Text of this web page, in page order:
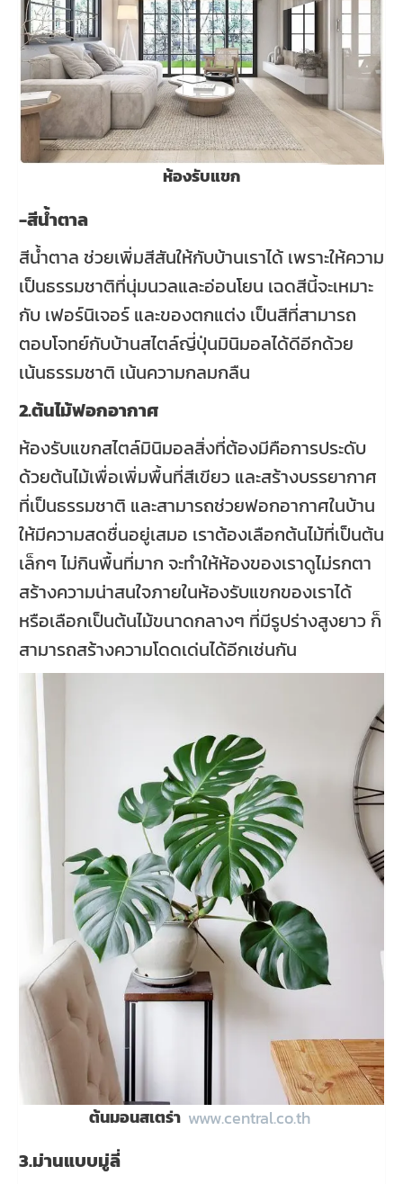
ห้องรับแขก
-สีน้ำตาล
สีน้ำตาล ช่วยเพิ่มสีสันให้กับบ้านเราได้ เพราะให้ความ
เป็นธรรมชาติที่นุ่มนวลและอ่อนโยน เฉดสีนี้จะเหมาะ
กับ เฟอร์นิเจอร์ และของตกแต่ง เป็นสีที่สามารถ
ตอบโจทย์กับบ้านสไตล์ญี่ปุ่นมินิมอลได้ดีอีกด้วย
เน้นธรรมชาติ เน้นความกลมกลืน
2.ต้นไม้ฟอกอากาศ
ห้องรับแขกสไตล์มินิมอลสิ่งที่ต้องมีคือการประดับ
ด้วยต้นไม้เพื่อเพิ่มพื้นที่สีเขียว และสร้างบรรยากาศ
ที่เป็นธรรมชาติ และสามารถช่วยฟอกอากาศในบ้าน
ให้มีความสดชื่นอยู่เสมอ เราต้องเลือกต้นไม้ที่เป็นต้น
เล็กๆ ไม่กินพื้นที่มาก จะทำให้ห้องของเราดูไม่รกตา
สร้างความน่าสนใจภายในห้องรับแขกของเราได้
หรือเลือกเป็นต้นไม้ขนาดกลางๆ ที่มีรูปร่างสูงยาว ก็
สามารถสร้างความโดดเด่นได้อีกเช่นกัน
ต้นมอนสเตร่า www.central.co.th
3.ม่านแบบมู่ลี่